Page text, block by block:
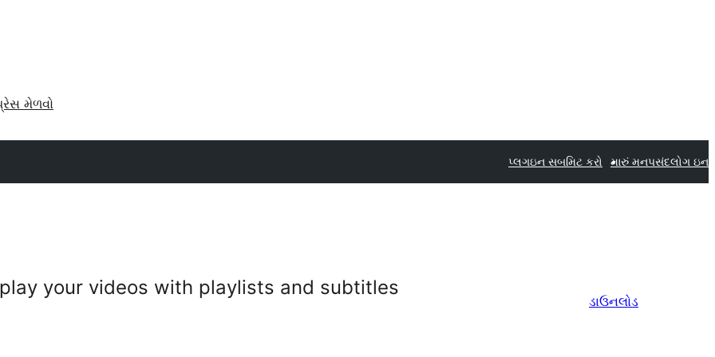
મેળવો
પ્લગઇન સબમિટ કરો મારું મનપસંદલોગ ઇન
your videos with playlists and subtitles
ડાઉનલોડ